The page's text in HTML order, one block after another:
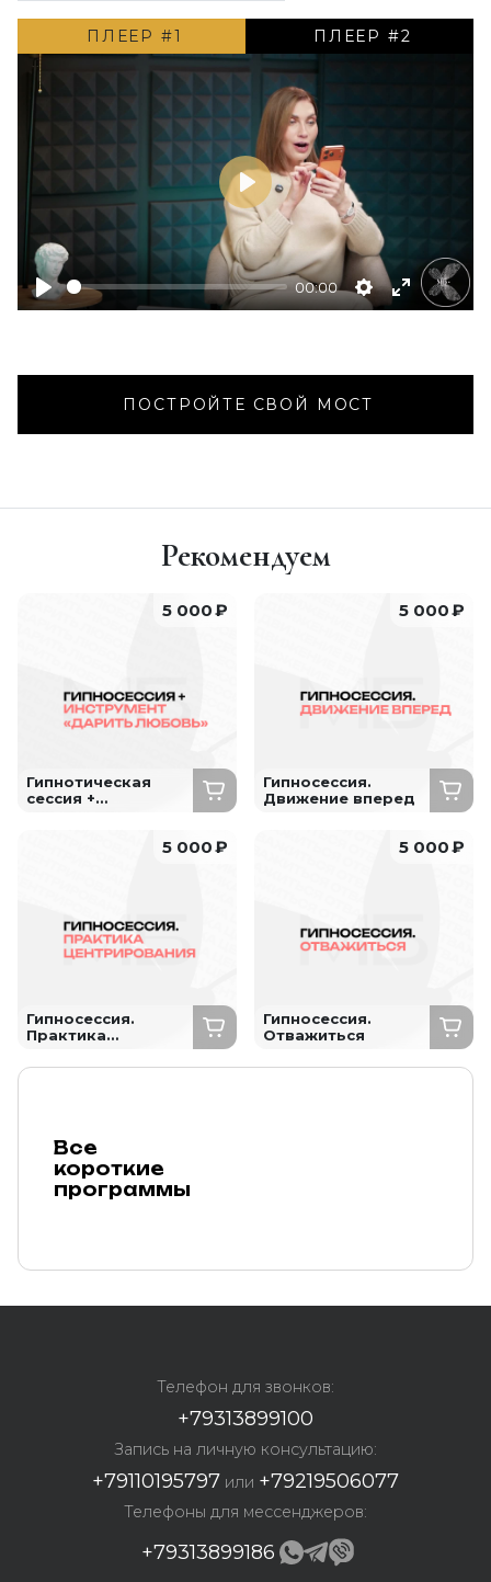
ПЛЕЕР #1 ПЛЕЕР #2
00:00
Воспроизвести
ПОСТРОЙТЕ СВОЙ МОСТ
Рекомендуем
Гипнотическая
сессия +
5 000₽
Гипносессия.
Движение вперед
5 000₽
Гипносессия.
Практика
5 000₽
Гипносессия.
Отважиться
5 000₽
Все
короткие
программы
Телефон для звонков:
+79313899100
Запись на личную консультацию:
+79110195797 или +79219506077
Телефоны для мессенджеров:
+79313899186